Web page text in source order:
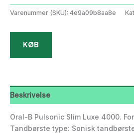
Varenummer (SKU): 4e9a09b8aa8e
KØB
Beskrivelse
Oral-B Pulsonic Slim Luxe 4000.
Tandbørste type: Sonisk